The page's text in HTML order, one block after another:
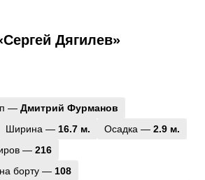
Дягилев»
— Дмитрий Фурманов
Ширина — 16.7 м. Осадка — 2.9 м.
— 216
борту — 108